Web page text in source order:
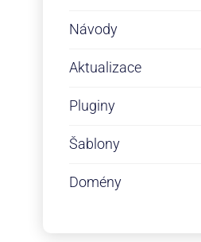
Návody
Aktualizace
Pluginy
Šablony
Domény